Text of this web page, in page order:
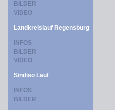
BILDER
VIDEO
Landkreislauf Regensburg
INFOS
BILDER
VIDEO
Sindiso Lauf
INFOS
BILDER